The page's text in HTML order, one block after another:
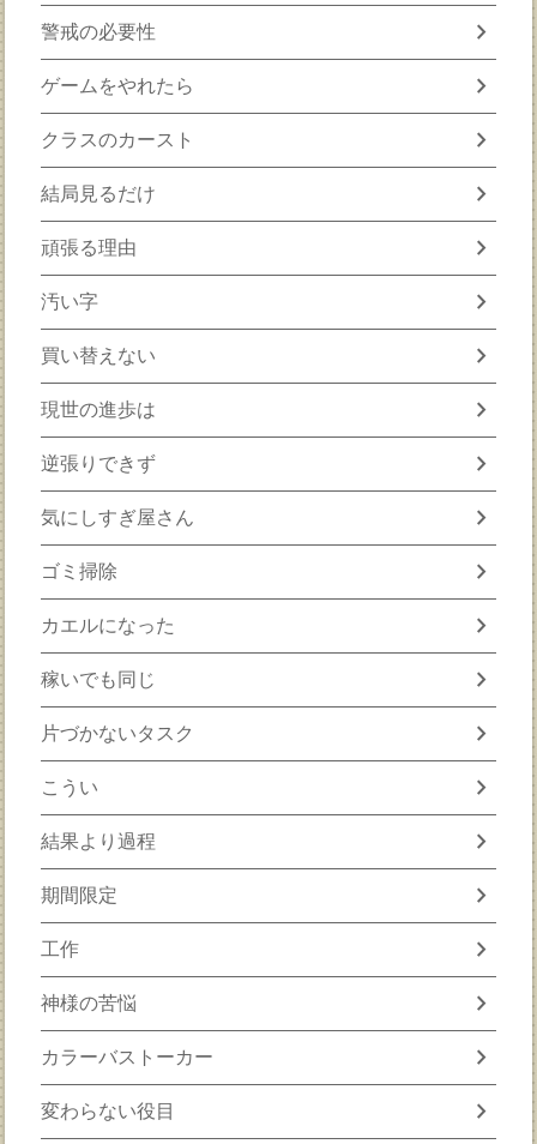
警戒の必要性 chevron_right
ゲームをやれたら chevron_right
クラスのカースト chevron_right
結局見るだけ chevron_right
頑張る理由 chevron_right
汚い字 chevron_right
買い替えない chevron_right
現世の進歩は chevron_right
逆張りできず chevron_right
気にしすぎ屋さん chevron_right
ゴミ掃除 chevron_right
カエルになった chevron_right
稼いでも同じ chevron_right
片づかないタスク chevron_right
こうい chevron_right
結果より過程 chevron_right
期間限定 chevron_right
工作 chevron_right
神様の苦悩 chevron_right
カラーバストーカー chevron_right
変わらない役目 chevron_right